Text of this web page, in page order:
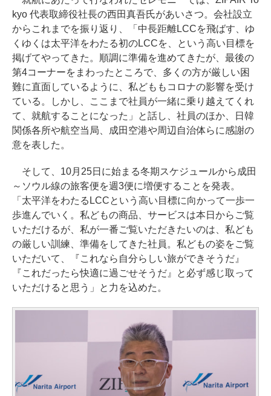
kyo 代表取締役社長の西田真吾氏があいさつ。会社設立
からこれまでを振り返り、「中長距離LCCを飛ばす、ゆ
くゆくは太平洋をわたる初のLCCを、という高い目標を
掲げてやってきた。順調に準備を進めてきたが、最後の
第4コーナーをまわったところで、多くの方が厳しい困
難に直面しているように、私どももコロナの影響を受け
ている。しかし、ここまで社員が一緒に乗り越えてくれ
て、就航することになった」と話し、社員のほか、日韓
関係各所や航空当局、成田空港や周辺自治体らに感謝の
意を表した。
そして、10月25日に始まる冬期スケジュールから成田
～ソウル線の旅客便を週3便に増便することを発表。
「太平洋をわたるLCCという高い目標に向かって一歩一
歩進んでいく。私どもの商品、サービスは本日からご覧
いただけるが、私が一番ご覧いただきたいのは、私ども
の厳しい訓練、準備をしてきた社員。私どもの姿をご覧
いただいて、『これなら自分らしい旅ができそうだ』
『これだったら快適に過ごせそうだ』と必ず感じ取って
いただけると思う」と力を込めた。